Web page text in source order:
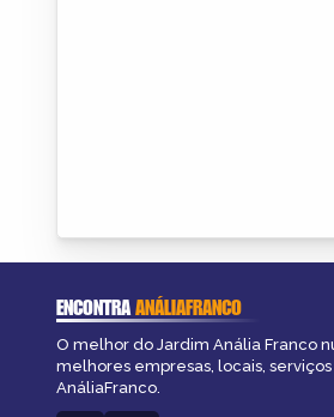
ENCONTRAANÁLIAFRANCO
O melhor do Jardim Anália Franco
melhores empresas, locais,
AnáliaFranco.